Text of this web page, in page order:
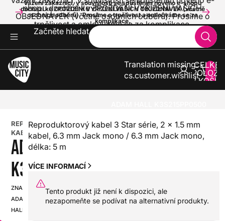
Vážení zákazníci, v souvislosti se spuštěním nového e-shopu
dochází ke ZPOŽDĚNÍ VYŘÍZENÍ VAŠICH OBJEDNÁVEK (včetně
osobních odběrů). Prosíme o trpělivost a omlouváme se za
komplikace.
shopu dochází ke ZPOŽDĚNÍ VYŘÍZENÍ VAŠICH
OBJEDNÁVEK (včetně osobních odběrů). Prosíme o
trpělivost a omlouváme se za komplikace.
Začněte hledat
Translation missing:
cs.customer.wishlist
V
0
REPRODUKTOROVÉ
KABELY
ADAM HALL
K3S215PP0500
ZNAČKA:
ADAM
HALL
SKU:
HX0000000093307
Reproduktorový kabel 3 Star série, 2 x 1.5 mm
kabel, 6.3 mm Jack mono / 6.3 mm Jack mono,
délka: 5 m
VÍCE INFORMACÍ
Tento produkt již není k dispozici, ale
nezapomeňte se podívat na alternativní produkty.